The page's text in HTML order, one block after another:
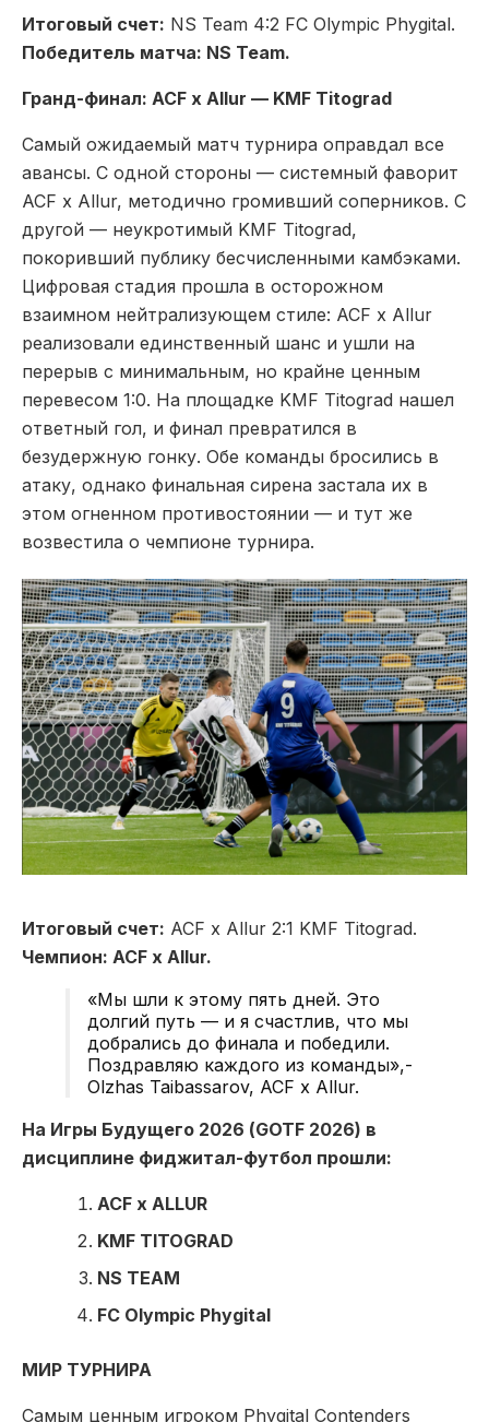
Итоговый счет: NS Team 4:2 FC Olympic Phygital.
Победитель матча: NS Team.
Гранд-финал: ACF x Allur — KMF Titograd
Самый ожидаемый матч турнира оправдал все
авансы. С одной стороны — системный фаворит
ACF x Allur, методично громивший соперников. С
другой — неукротимый KMF Titograd,
покоривший публику бесчисленными камбэками.
Цифровая стадия прошла в осторожном
взаимном нейтрализующем стиле: ACF x Allur
реализовали единственный шанс и ушли на
перерыв с минимальным, но крайне ценным
перевесом 1:0. На площадке KMF Titograd нашел
ответный гол, и финал превратился в
безудержную гонку. Обе команды бросились в
атаку, однако финальная сирена застала их в
этом огненном противостоянии — и тут же
возвестила о чемпионе турнира.
Итоговый счет: ACF x Allur 2:1 KMF Titograd.
Чемпион: ACF x Allur.
«Мы шли к этому пять дней. Это
долгий путь — и я счастлив, что мы
добрались до финала и победили.
Поздравляю каждого из команды»,-
Olzhas Taibassarov, ACF x Allur.
На Игры Будущего 2026 (GOTF 2026) в
дисциплине фиджитал-футбол прошли:
ACF x ALLUR
KMF TITOGRAD
NS TEAM
FC Olympic Phygital
MИP ТУРНИРА
Самым ценным игроком Phygital Contenders